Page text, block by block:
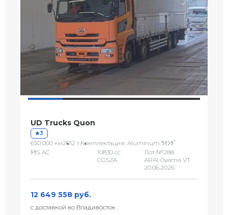
UD Trucks Quon
3
650 000 км2012 г.Комплектация: Aluminum ｳｲﾝｸﾞ
ﾄｸS AC
10830 сс
CG5ZA
Лот №288
ARAI Oyama VT
20.06.2026
12 649 558 руб.
с доставкой во Владивосток